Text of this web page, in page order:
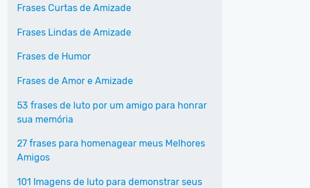
Frases Curtas de Amizade
Frases Lindas de Amizade
Frases de Humor
Frases de Amor e Amizade
53 frases de luto por um amigo para honrar
sua memória
27 frases para homenagear meus Melhores
Amigos
101 Imagens de luto para demonstrar seus